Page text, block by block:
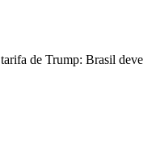
de Trump: Brasil deve